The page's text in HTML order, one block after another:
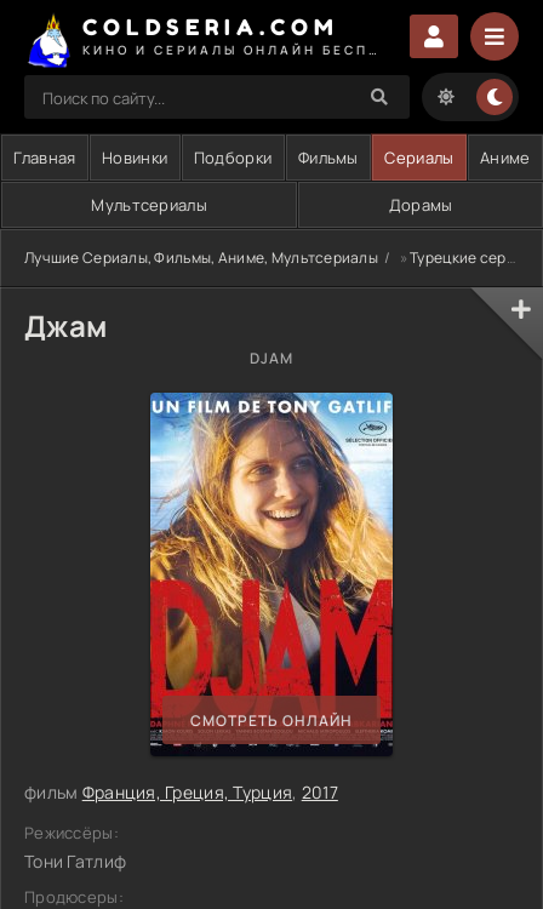
COLDSERIA.COM
Главная Новинки Подборки Фильмы Сериалы Аниме
Мультсериалы Дорамы
Лучшие Сериалы, Фильмы, Аниме, Мультсериалы »Турецкие сериалы
Джам
DJAM
СМОТРЕТЬ ОНЛАЙН
фильм Франция, Греция, Турция, 2017
Режиссёры:
Тони Гатлиф
Продюсеры: